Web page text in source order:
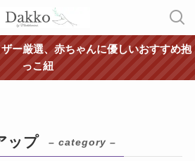
ザー厳選、赤ちゃんに優しいおすすめ抱
っこ紐
ップ – category –